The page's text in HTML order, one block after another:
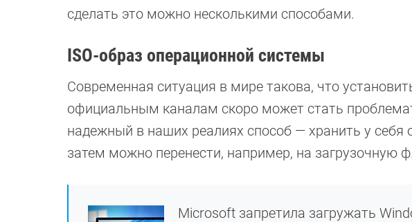
сделать это можно несколькими способами.
ISO-образ операционной системы
Современная ситуация в мире такова, что
официальным каналам скоро может стать
надежный в наших реалиях способ — хранить у себя
затем можно перенести, например, на загрузочную
Microsoft запретила загружать